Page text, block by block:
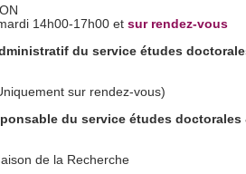
14h00-17h00 et sur rendez-vous
du service études
sur rendez-vous)
du service études doctorales
de la Recherche